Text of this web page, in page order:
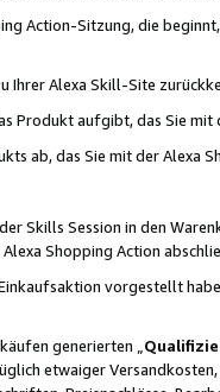
Action-Sitzung, die
Ihrer Alexa Skill-Site
Produkt aufgibt, das Sie mit
ab, das Sie mit der Alexa
Skills Session in den
Shopping Action
vorgestellt
generierten „
etwaiger